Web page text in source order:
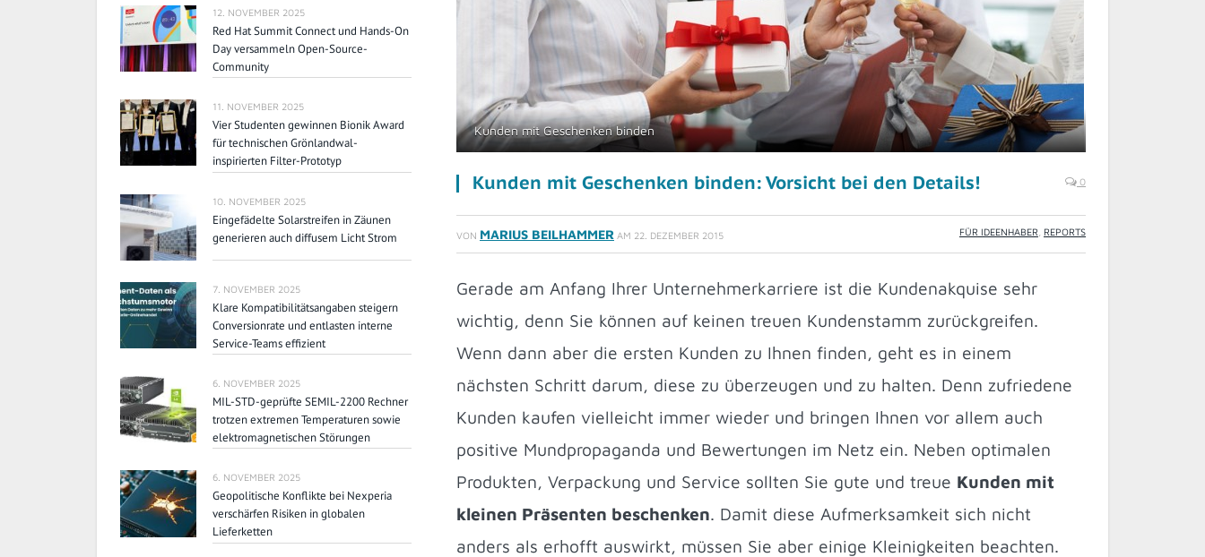
Kunden mit Geschenken binden
Kunden mit Geschenken binden: Vorsicht bei den Details! 0
VON MARIUS BEILHAMMER AM 22. DEZEMBER 2015 FÜR IDEENHABER REPORTS
Gerade am Anfang Ihrer Unternehmerkarriere ist die Kundenakquise sehr
wichtig, denn Sie können auf keinen treuen Kundenstamm zurückgreifen.
Wenn dann aber die ersten Kunden zu Ihnen finden, geht es in einem
nächsten Schritt darum, diese zu überzeugen und zu halten. Denn zufriedene
Kunden kaufen vielleicht immer wieder und bringen Ihnen vor allem auch
positive Mundpropaganda und Bewertungen im Netz ein. Neben optimalen
Produkten, Verpackung und Service sollten Sie gute und treue Kunden mit
kleinen Präsenten beschenken. Damit diese Aufmerksamkeit sich nicht
anders als erhofft auswirkt, müssen Sie aber einige Kleinigkeiten beachten.
12. NOVEMBER 2025
Red Hat Summit Connect und Hands-On
Day versammeln Open-Source-
Community
11. NOVEMBER 2025
Vier Studenten gewinnen Bionik Award
für technischen Grönlandwal-
inspirierten Filter-Prototyp
10. NOVEMBER 2025
Eingefädelte Solarstreifen in Zäunen
generieren auch diffusem Licht Strom
7. NOVEMBER 2025
Klare Kompatibilitätsangaben steigern
Conversionrate und entlasten interne
Service-Teams effizient
6. NOVEMBER 2025
MIL-STD-geprüfte SEMIL-2200 Rechner
trotzen extremen Temperaturen sowie
elektromagnetischen Störungen
6. NOVEMBER 2025
Geopolitische Konflikte bei Nexperia
verschärfen Risiken in globalen
Lieferketten